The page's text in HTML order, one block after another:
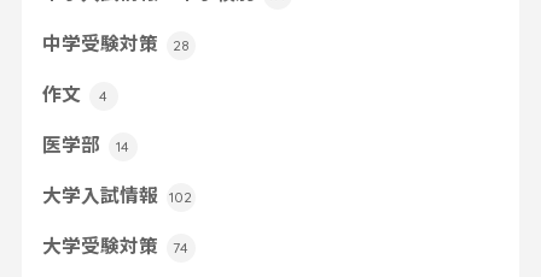
中学受験対策 28
作文 4
医学部 14
大学入試情報 102
大学受験対策 74